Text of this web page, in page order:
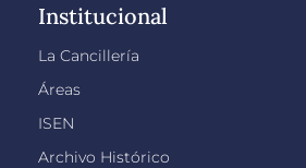
Institucional
La Cancillería
Áreas
ISEN
Archivo Histórico